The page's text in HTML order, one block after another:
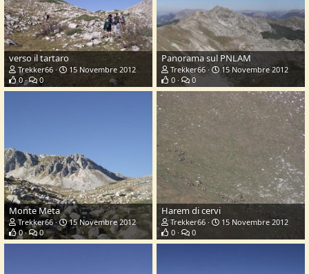
verso il tartaro
Trekker66
15 Novembre 2012
0
0
Panorama sul PNLAM
Trekker66
15 Novembre 2012
0
0
Monte Meta
Trekker66
15 Novembre 2012
0
0
Harem di cervi
Trekker66
15 Novembre 2012
0
0